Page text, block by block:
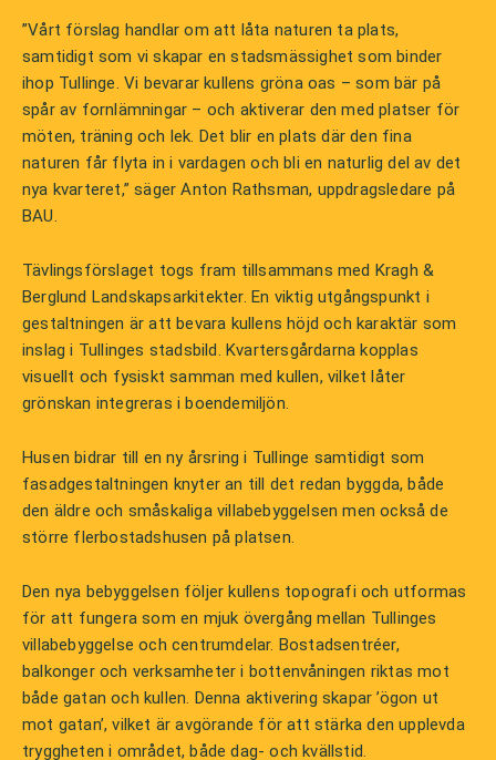
”Vårt förslag handlar om att låta naturen ta plats,
samtidigt som vi skapar en stadsmässighet som binder
ihop Tullinge. Vi bevarar kullens gröna oas – som bär på
spår av fornlämningar – och aktiverar den med platser för
möten, träning och lek. Det blir en plats där den fina
naturen får flyta in i vardagen och bli en naturlig del av det
nya kvarteret,” säger Anton Rathsman, uppdragsledare på
BAU.
Tävlingsförslaget togs fram tillsammans med Kragh &
Berglund Landskapsarkitekter. En viktig utgångspunkt i
gestaltningen är att bevara kullens höjd och karaktär som
inslag i Tullinges stadsbild. Kvartersgårdarna kopplas
visuellt och fysiskt samman med kullen, vilket låter
grönskan integreras i boendemiljön.
Husen bidrar till en ny årsring i Tullinge samtidigt som
fasadgestaltningen knyter an till det redan byggda, både
den äldre och småskaliga villabebyggelsen men också de
större flerbostadshusen på platsen.
Den nya bebyggelsen följer kullens topografi och utformas
för att fungera som en mjuk övergång mellan Tullinges
villabebyggelse och centrumdelar. Bostadsentréer,
balkonger och verksamheter i bottenvåningen riktas mot
både gatan och kullen. Denna aktivering skapar ’ögon ut
mot gatan’, vilket är avgörande för att stärka den upplevda
tryggheten i området, både dag- och kvällstid.